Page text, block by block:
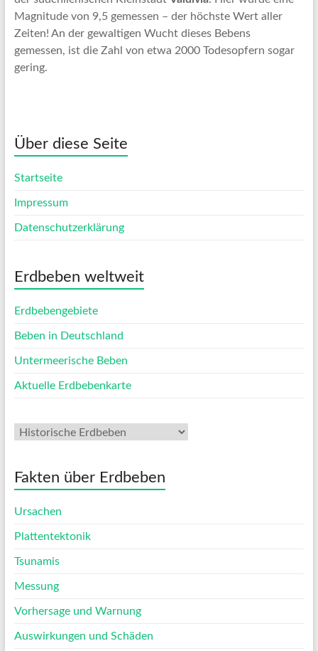
Magnitude von 9,5 gemessen – der höchste Wert aller
Zeiten! An der gewaltigen Wucht dieses Bebens
gemessen, ist die Zahl von etwa 2000 Todesopfern sogar
gering.
Über diese Seite
Startseite
Impressum
Datenschutzerklärung
Erdbeben weltweit
Erdbebengebiete
Beben in Deutschland
Untermeerische Beben
Aktuelle Erdbebenkarte
Fakten über Erdbeben
Ursachen
Plattentektonik
Tsunamis
Messung
Vorhersage und Warnung
Auswirkungen und Schäden